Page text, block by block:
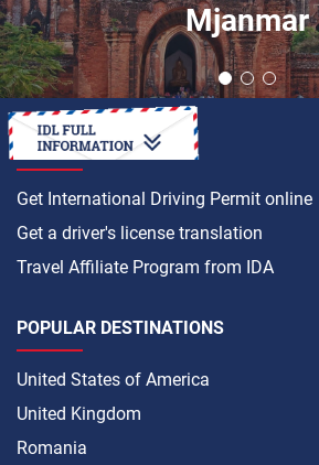
Mjanmar
HOW TO
Get International Driving Permit online
Get a driver's license translation
Travel Affiliate Program from IDA
POPULAR DESTINATIONS
United States of America
United Kingdom
Romania